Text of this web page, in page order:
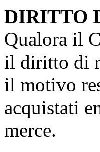
DIRITTO
Qualora il
il diritto di
il motivo
acquistati
merce.